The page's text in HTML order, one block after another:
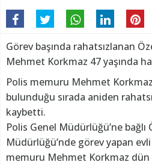
Görev başında rahatsızlanan
Mehmet Korkmaz 47 yaşında
Polis memuru Mehmet
bulunduğu sırada aniden
kaybetti.
Polis Genel Müdürlüğü’ne bağlı
Müdürlüğü’nde görev yapan
memuru Mehmet Korkmaz dün